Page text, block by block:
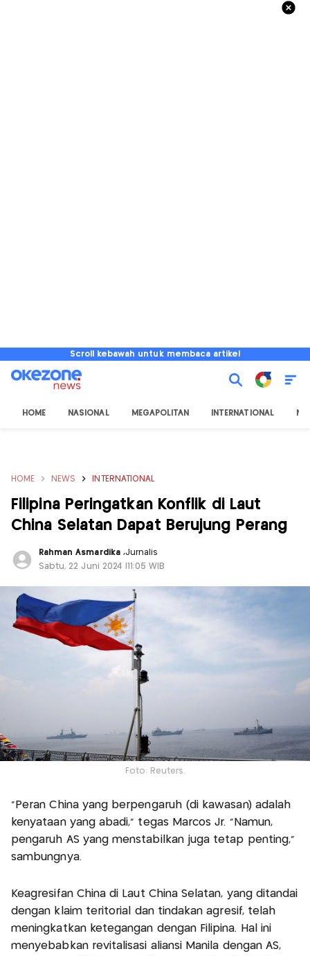
Scroll kebawah untuk membaca artikel
HOME NASIONAL MEGAPOLITAN INTERNATIONAL
HOME NEWS INTERNATIONAL
Filipina Peringatkan Konflik di Laut
China Selatan Dapat Berujung Perang
Rahman Asmardika ,Jurnalis
Sabtu, 22 Juni 2024 |11:05 WIB
Foto: Reuters.
"Peran China yang berpengaruh (di kawasan) adalah
kenyataan yang abadi," tegas Marcos Jr. "Namun,
pengaruh AS yang menstabilkan juga tetap penting,"
sambungnya.
Keagresifan China di Laut China Selatan, yang ditandai
dengan klaim teritorial dan tindakan agresif, telah
meningkatkan ketegangan dengan Filipina. Hal ini
menyebabkan revitalisasi aliansi Manila dengan AS,